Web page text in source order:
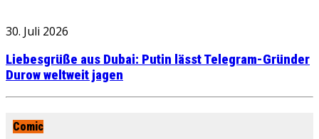
30. Juli 2026
Liebesgrüße aus Dubai: Putin lässt Telegram-Gründer
Durow weltweit jagen
Comic